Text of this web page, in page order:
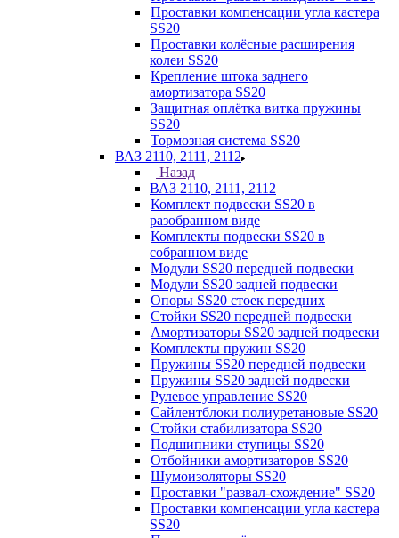
Проставки компенсации угла кастера
SS20
Проставки колёсные расширения
колеи SS20
Крепление штока заднего
амортизатора SS20
Защитная оплётка витка пружины
SS20
Тормозная система SS20
ВАЗ 2110, 2111, 2112
Назад
ВАЗ 2110, 2111, 2112
Комплект подвески SS20 в
разобранном виде
Комплекты подвески SS20 в
собранном виде
Модули SS20 передней подвески
Модули SS20 задней подвески
Опоры SS20 стоек передних
Стойки SS20 передней подвески
Амортизаторы SS20 задней подвески
Комплекты пружин SS20
Пружины SS20 передней подвески
Пружины SS20 задней подвески
Рулевое управление SS20
Сайлентблоки полиуретановые SS20
Стойки стабилизатора SS20
Подшипники ступицы SS20
Отбойники амортизаторов SS20
Шумоизоляторы SS20
Проставки "развал-схождение" SS20
Проставки компенсации угла кастера
SS20